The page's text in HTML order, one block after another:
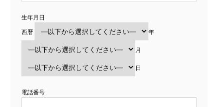
生年月日
西暦
年
月
日
電話番号